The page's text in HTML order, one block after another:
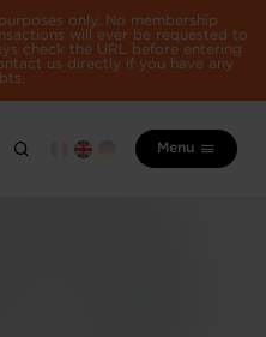
only. No membership
will ever be requested to
check the URL before entering
us directly if you have any
Menu